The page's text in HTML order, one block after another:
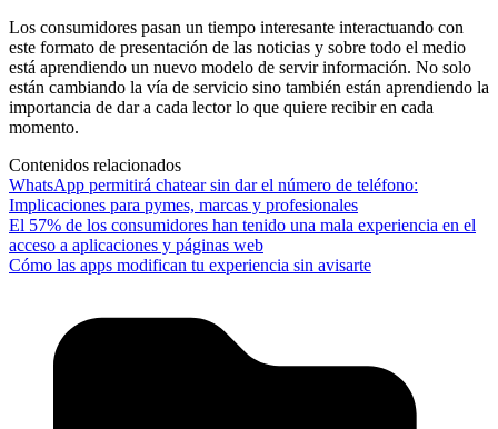
Los consumidores pasan un tiempo interesante interactuando con
este formato de presentación de las noticias y sobre todo el medio
está aprendiendo un nuevo modelo de servir información. No solo
están cambiando la vía de servicio sino también están aprendiendo la
importancia de dar a cada lector lo que quiere recibir en cada
momento.
Contenidos relacionados
WhatsApp permitirá chatear sin dar el número de teléfono:
Implicaciones para pymes, marcas y profesionales
El 57% de los consumidores han tenido una mala experiencia en el
acceso a aplicaciones y páginas web
Cómo las apps modifican tu experiencia sin avisarte